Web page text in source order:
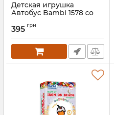
Детская игрушка
Автобус Bambi 1578 со
Артикул:
395 грн